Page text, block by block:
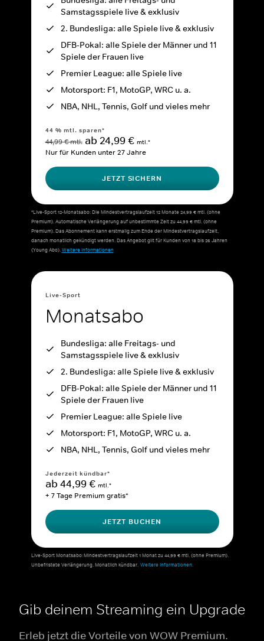
Samstagsspiele live & exklusiv
2. Bundesliga: alle Spiele live & exklusiv
DFB-Pokal: alle Spiele der Männer und 11
Spiele der Frauen live
Premier League: alle Spiele live
Motorsport: F1, MotoGP, WRC u. a.
NBA, NHL, Tennis, Golf und vieles mehr
44 % mtl. sparen*
44,99 € mtl. ab 24,99 € mtl.*
Nur für Kunden unter 27 Jahre
JETZT SICHERN
*Live-Sport 12-Monatsabo: Die Mindestvertragslaufzeit 12 Monate 24,99 € mtl. (ohne
Premium). Automatische Verlängerung auf unbestimmte Zeit zu 44,99 € mtl. (ohne
Premium). Das Abonnement kann erstmalig zum Ende der Mindestvertragslaufzeit,
danach monatlich gekündigt werden. Das Angebot gilt für Kunden von 18 bis 26 Jahren
(Young Abo).Weitere Informationen
Live-Sport
Monatsabo
Bundesliga: alle Freitags- und
Samstagsspiele live & exklusiv
2. Bundesliga: alle Spiele live & exklusiv
DFB-Pokal: alle Spiele der Männer und 11
Spiele der Frauen live
Premier League: alle Spiele live
Motorsport: F1, MotoGP, WRC u. a.
NBA, NHL, Tennis, Golf und vieles mehr
Jederzeit kündbar*
ab 44,99 € mtl.*
+ 7 Tage Premium gratis*
JETZT BUCHEN
Live-Sport Monatsabo: Mindestvertragslaufzeit 1 Monat zu 44,99 € mtl. (ohne Premium).
Unbefristete Verlängerung. Monatlich kündbar. Weitere Informationen.
Gib deinem Streaming ein Upgrade
Erleb jetzt die Vorteile von WOW Premium.